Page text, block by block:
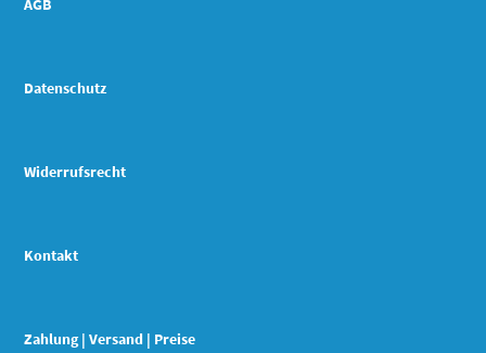
AGB
Datenschutz
Widerrufsrecht
Kontakt
Zahlung | Versand | Preise